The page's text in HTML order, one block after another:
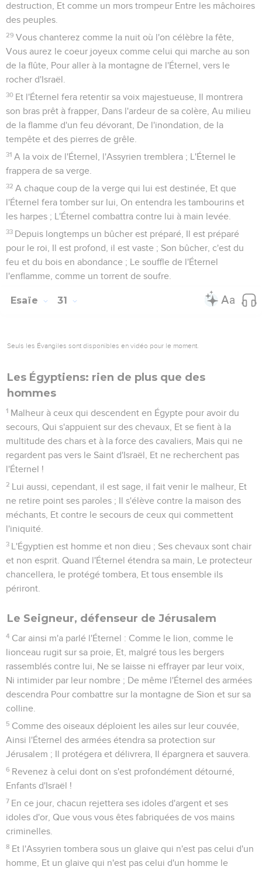
persévère dans ses nobles desseins.
Avertissement aux femmes de Jérusalem
9 Femmes insouciantes, Levez-vous, écoutez ma voix ! Filles
indolentes, Prêtez l'oreille à ma parole !
10
indolentes ; Car c'en est fait de la vendange, La récolte
n'arrivera pas.
11
Soyez dans l'effroi, insouciantes ! Tremblez, indolentes !
Déshabillez-vous, mettez-vous à nu Et ceignez vos reins !
On se frappe le sein, Au souvenir de la beauté des champs
Et de la fécondité des vignes.
Sur la terre de mon peuple Croissent les épines et les
ronces, Même dans toutes les maisons de plaisance De la
cité joyeuse.
Le palais est abandonné, La ville bruyante est délaissée ;
La colline et la tour serviront à jamais de cavernes ; Les ânes
sauvages y joueront, les troupeaux y paîtront,
Le grand renversement de situation
considéré comme une forêt.
sa demeure dans le verger.
17 L'oeuvre de la justice sera la paix, Et le fruit de la justice le
repos et la sécurité pour toujours.
18 Mon peuple demeurera dans le séjour de la paix, Dans des
habitations sûres, Dans des asiles tranquilles.
19 Mais la forêt sera précipitée sous la grêle, Et la ville
profondément abaissée.
20 Heureux vous qui partout semez le long des eaux, Et qui
laissez sans entraves le pied du boeuf et de l'âne !
Esaïe
Seuls les Évangiles sont disponibles en vidéo pour le moment.
1
Malheur à toi qui ravages, et qui n'as pas été ravagé ! Qui
pilles, et qu'on n'a pas encore pillé ! Quand tu auras fini de
ravager, tu seras ravagé ; Quand tu auras achevé de piller, on
te pillera.
2 Éternel, aie pitié de nous ! Nous espérons en toi. Sois notre
aide chaque matin, Et notre délivrance au temps de la
détresse !
Quand ta voix retentit, Les peuples fuient ; Quand tu te
lèves, Les nations se dispersent.
sauterelle ; On se précipite dessus, Comme se précipitent
les sauterelles.
L'Éternel est élevé, Car il habite en haut ; Il remplit Sion De
droiture et de justice.
une source de salut ; La crainte de l'Éternel, C'est là le trésor